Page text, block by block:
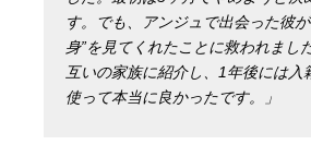
す。でも、アンジュで出会った彼
身”を見てくれたことに救われまし
互いの家族に紹介し、1年後には入
使って本当に良かったです。」